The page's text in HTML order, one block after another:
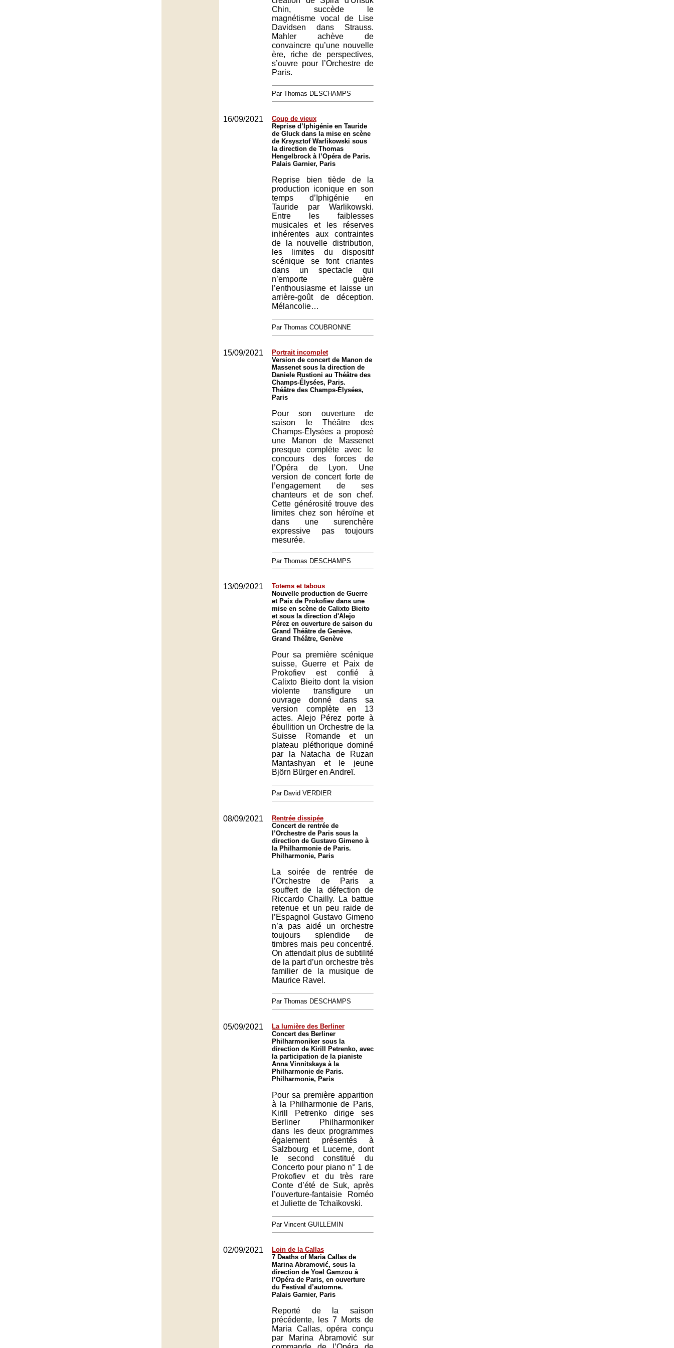
Chin, succède le
magnétisme vocal de Lise
Davidsen dans Strauss.
Mahler achève de
convaincre qu’une nouvelle
ère, riche de perspectives,
s’ouvre pour l’Orchestre de
Paris.
Par Thomas DESCHAMPS
16/09/2021
Coup de vieux
Reprise d’Iphigénie en Tauride
de Gluck dans la mise en scène
de Krsysztof Warlikowski sous
la direction de Thomas
Hengelbrock à l’Opéra de Paris.
Palais Garnier, Paris
Reprise bien tiède de la
production iconique en son
temps d’Iphigénie en
Tauride par Warlikowski.
Entre les faiblesses
musicales et les réserves
inhérentes aux contraintes
de la nouvelle distribution,
les limites du dispositif
scénique se font criantes
dans un spectacle qui
n’emporte guère
l’enthousiasme et laisse un
arrière-goût de déception.
Mélancolie…
Par Thomas COUBRONNE
15/09/2021
Portrait incomplet
Version de concert de Manon de
Massenet sous la direction de
Daniele Rustioni au Théâtre des
Champs-Élysées, Paris.
Théâtre des Champs-Élysées,
Paris
Pour son ouverture de
saison le Théâtre des
Champs-Élysées a proposé
une Manon de Massenet
presque complète avec le
concours des forces de
l’Opéra de Lyon. Une
version de concert forte de
l’engagement de ses
chanteurs et de son chef.
Cette générosité trouve des
limites chez son héroïne et
dans une surenchère
expressive pas toujours
mesurée.
Par Thomas DESCHAMPS
13/09/2021
Totems et tabous
Nouvelle production de Guerre
et Paix de Prokofiev dans une
mise en scène de Calixto Bieito
et sous la direction d'Alejo
Pérez en ouverture de saison du
Grand Théâtre de Genève.
Grand Théâtre, Genève
Pour sa première scénique
suisse, Guerre et Paix de
Prokofiev est confié à
Calixto Bieito dont la vision
violente transfigure un
ouvrage donné dans sa
version complète en 13
actes. Alejo Pérez porte à
ébullition un Orchestre de la
Suisse Romande et un
plateau pléthorique dominé
par la Natacha de Ruzan
Mantashyan et le jeune
Björn Bürger en Andreï.
Par David VERDIER
08/09/2021
Rentrée dissipée
Concert de rentrée de
l’Orchestre de Paris sous la
direction de Gustavo Gimeno à
la Philharmonie de Paris.
Philharmonie, Paris
La soirée de rentrée de
l’Orchestre de Paris a
souffert de la défection de
Riccardo Chailly. La battue
retenue et un peu raide de
l’Espagnol Gustavo Gimeno
n’a pas aidé un orchestre
toujours splendide de
timbres mais peu concentré.
On attendait plus de subtilité
de la part d’un orchestre très
familier de la musique de
Maurice Ravel.
Par Thomas DESCHAMPS
05/09/2021
La lumière des Berliner
Concert des Berliner
Philharmoniker sous la
direction de Kirill Petrenko, avec
la participation de la pianiste
Anna Vinnitskaya à la
Philharmonie de Paris.
Philharmonie, Paris
Pour sa première apparition
à la Philharmonie de Paris,
Kirill Petrenko dirige ses
Berliner Philharmoniker
dans les deux programmes
également présentés à
Salzbourg et Lucerne, dont
le second constitué du
Concerto pour piano n° 1 de
Prokofiev et du très rare
Conte d’été de Suk, après
l’ouverture-fantaisie Roméo
et Juliette de Tchaïkovski.
Par Vincent GUILLEMIN
02/09/2021
Loin de la Callas
7 Deaths of Maria Callas de
Marina Abramović, sous la
direction de Yoel Gamzou à
l’Opéra de Paris, en ouverture
du Festival d’automne.
Palais Garnier, Paris
Reporté de la saison
précédente, les 7 Morts de
Maria Callas, opéra conçu
par Marina Abramović sur